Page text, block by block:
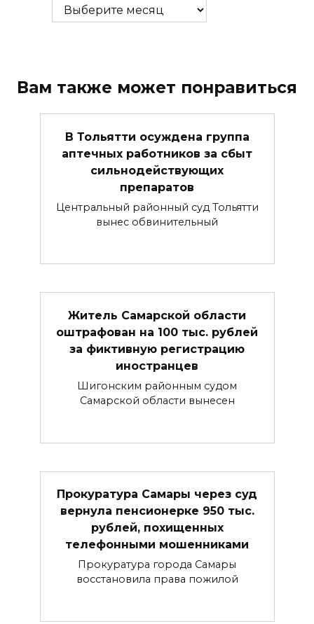
Вам также может понравиться
В Тольятти осуждена группа
аптечных работников за сбыт
сильнодействующих
препаратов
Центральный районный суд Тольятти
вынес обвинительный
Житель Самарской области
оштрафован на 100 тыс. рублей
за фиктивную регистрацию
иностранцев
Шигонским районным судом
Самарской области вынесен
Прокуратура Самары через суд
вернула пенсионерке 950 тыс.
рублей, похищенных
телефонными мошенниками
Прокуратура города Самары
восстановила права пожилой